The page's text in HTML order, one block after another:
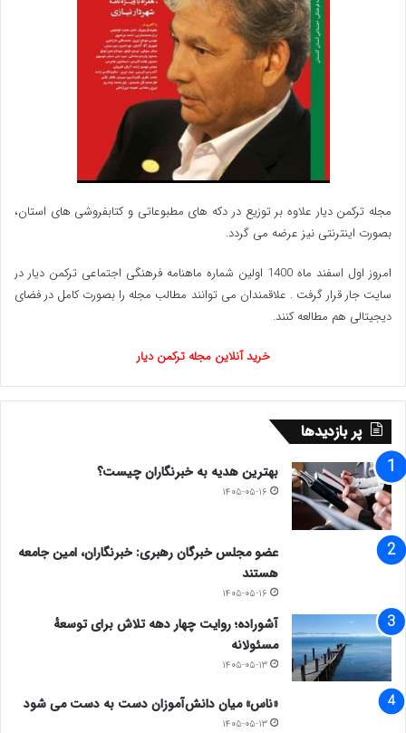
یاد می‌شود، سال‌هاست که با حضور جمع زیادی از
علاقه‌مندان این رشته ورزشی برگزار می‌شود.
مسابقات سوارکاری در بین مردم گلستان به ویژه ترکمن‌ها
علاقمندان زیادی دارد و این رخداد ورزشی بیش از یک
دهه است علاوه بر گنبدکاووس در ۲ شهرستان آق‌قلا و
بندرترکمن این استان نیز برگزار می‌شود.
www.ulkamiz.ir
مجله ترکمن دیار علاوه بر توزیع در دکه های مطبوعاتی و کتابفروشی های استان،
بصورت اینترنتی نیز عرضه می گردد.‌
امروز اول اسفند ماه 1400 اولین شماره ماهنامه فرهنگی اجتماعی ترکمن دیار در
سایت جار قرار گرفت . علاقمندان می توانند مطالب مجله را بصورت کامل در فضای
دیجیتالی هم مطالعه کنند.
خرید آنلاین مجله ترکمن دیار
پر بازدیدها
بهترین هدیه به خبرنگاران چیست؟
۱۴۰۵-۰۵-۱۶
عضو مجلس خبرگان رهبری: خبرنگاران، امین جامعه
هستند
۱۴۰۵-۰۵-۱۶
آشوراده؛ روایت چهار دهه تلاش برای توسعهٔ
مسئولانه
۱۴۰۵-۰۵-۱۳
«ناس» میان دانش‌آموزان دست به دست می شود
۱۴۰۵-۰۵-۱۳